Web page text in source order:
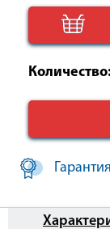
Количество: